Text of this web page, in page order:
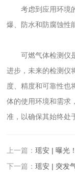
考虑到应用环境的
爆、防水和防腐蚀性
可燃气体检测仪是
进步，未来的检测仪
度、精度和可靠性也
体的使用环境和需求
准，以确保其始终处
上一篇：瑶安 | 曝光
下一篇：瑶安 | 突发